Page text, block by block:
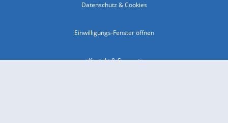
Datenschutz & Cookies
Einwilligungs-Fenster öffnen
Kontakt & Support